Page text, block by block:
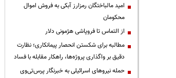
امید مالباختگان رمزارز آبکی به فروش اموال
محکومان
از التماس تا فروپاشی هژمونی دلار
مطالبه برای شکستن انحصار پیمانکاری؛ نظارت
دقیق بر واگذاری پروژه‌ها، راهکار مقابله با فساد
حمله نیروهای اسرائیلی به خبرنگار پرس‌تی‌وی